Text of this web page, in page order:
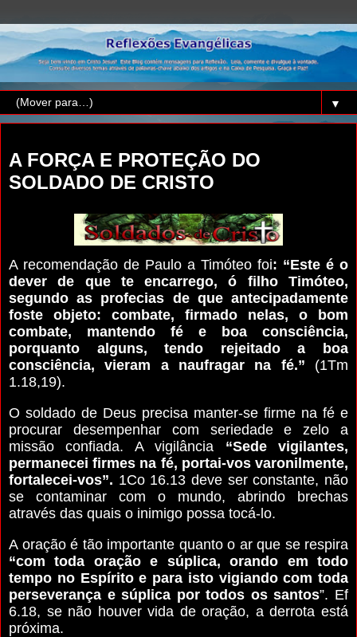
▼
A FORÇA E PROTEÇÃO DO
SOLDADO DE CRISTO
A recomendação de Paulo a Timóteo foi: “Este é o
dever de que te encarrego, ó filho Timóteo,
segundo as profecias de que antecipadamente
foste objeto: combate, firmado nelas, o bom
combate, mantendo fé e boa consciência,
porquanto alguns, tendo rejeitado a boa
consciência, vieram a naufragar na fé.” (1Tm
1.18,19).
O soldado de Deus precisa manter-se firme na fé e
procurar desempenhar com seriedade e zelo a
missão confiada. A vigilância “Sede vigilantes,
permanecei firmes na fé, portai-vos varonilmente,
fortalecei-vos”. 1Co 16.13 deve ser constante, não
se contaminar com o mundo, abrindo brechas
através das quais o inimigo possa tocá-lo.
A oração é tão importante quanto o ar que se respira
“com toda oração e súplica, orando em todo
tempo no Espírito e para isto vigiando com toda
perseverança e súplica por todos os santos”. Ef
6.18, se não houver vida de oração, a derrota está
próxima.